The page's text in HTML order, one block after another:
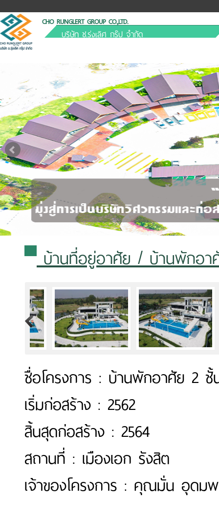
CHO RUNGLERT GROUP CO.,LTD.
บริษัท ช.รุ่งเลิศ กรุ๊ป จำกัด
บ้านที่อยู่อาศัย/ บ้านพักอา
>
ชื่อโครงการ : บ้านพักอาศัย 2
เริ่มก่อสร้าง : 2562
สิ้นสุดก่อสร้าง : 2564
สถานที่ : เมืองเอก รังสิต
เจ้าของโครงการ : คุณมั่น อุดม